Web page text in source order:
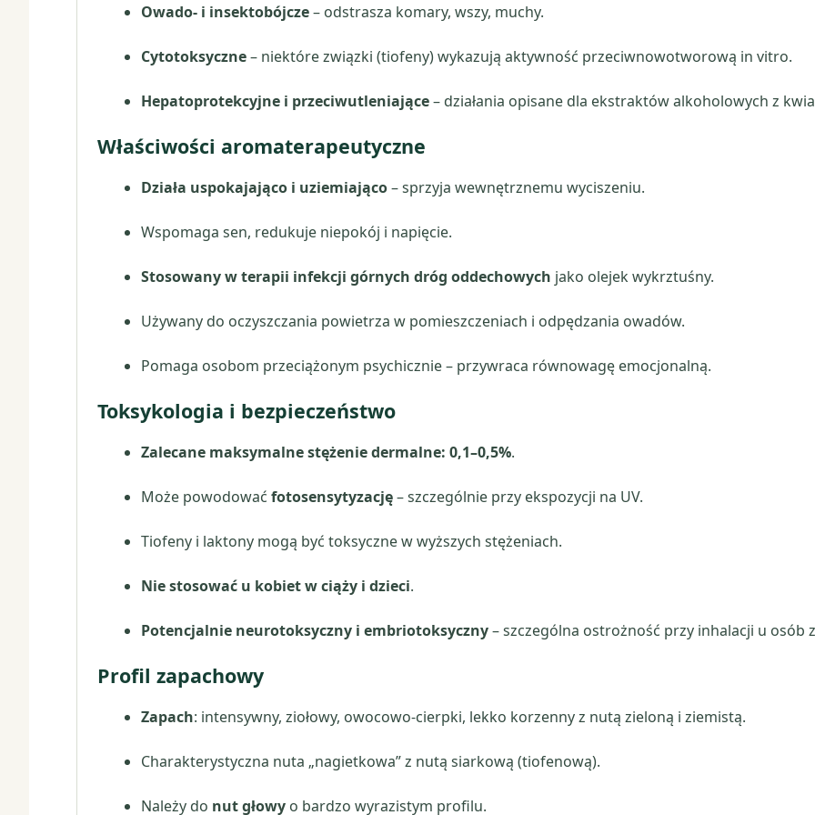
Owado- i insektobójcze– odstrasza komary, wszy, muchy.
Cytotoksyczne– niektóre związki (tiofeny) wykazują aktywność przeciwnowotworową in vitro.
Hepatoprotekcyjne i przeciwutleniające– działania opisane dla ekstraktów alkoholowych z
Właściwości aromaterapeutyczne
Działa uspokajająco i uziemiająco– sprzyja wewnętrznemu wyciszeniu.
Wspomaga sen, redukuje niepokój i napięcie.
Stosowany w terapii infekcji górnych dróg oddechowych jako olejek wykrztuśny.
Używany do oczyszczania powietrza w pomieszczeniach i odpędzania owadów.
Pomaga osobom przeciążonym psychicznie – przywraca równowagę emocjonalną.
Toksykologia i bezpieczeństwo
Zalecane maksymalne stężenie dermalne: 0,1–0,5%.
Może powodować fotosensytyzację– szczególnie przy ekspozycji na UV.
Tiofeny i laktony mogą być toksyczne w wyższych stężeniach.
Nie stosować u kobiet w ciąży i dzieci.
Potencjalnie neurotoksyczny i embriotoksyczny– szczególna ostrożność przy inhalacji u osób
Profil zapachowy
Zapach: intensywny, ziołowy, owocowo-cierpki, lekko korzenny z nutą zieloną i ziemistą.
Charakterystyczna nuta „nagietkowa” z nutą siarkową (tiofenową).
Należy do nut głowy o bardzo wyrazistym profilu.